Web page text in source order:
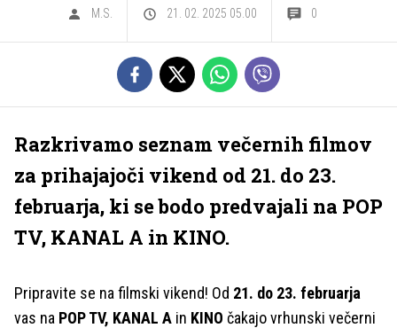
M.S. 21. 02. 2025 05.00 0
Razkrivamo seznam večernih filmov
za prihajajoči vikend od 21. do 23.
februarja, ki se bodo predvajali na POP
TV, KANAL A in KINO.
Pripravite se na filmski vikend! Od 21. do 23. februarja
vas na POP TV, KANAL A in KINO čakajo vrhunski večerni